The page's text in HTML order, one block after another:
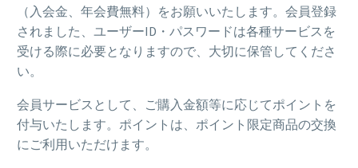
（入会金、年会費無料）をお願いいたします。会員登録
されました、ユーザーID・パスワードは各種サービスを
受ける際に必要となりますので、大切に保管してくださ
い。
会員サービスとして、ご購入金額等に応じてポイントを
付与いたします。ポイントは、ポイント限定商品の交換
にご利用いただけます。